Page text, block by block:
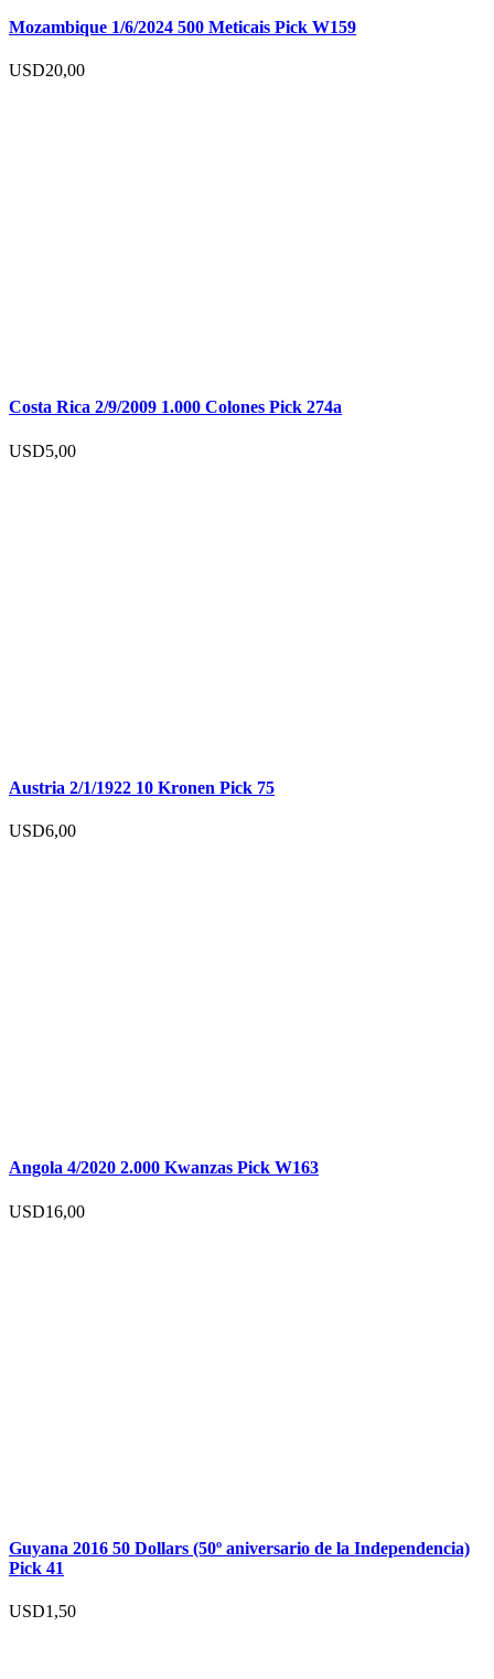
Mozambique 1/6/2024 500 Meticais Pick W159
USD20,00
Costa Rica 2/9/2009 1.000 Colones Pick 274a
USD5,00
Austria 2/1/1922 10 Kronen Pick 75
USD6,00
Angola 4/2020 2.000 Kwanzas Pick W163
USD16,00
Guyana 2016 50 Dollars (50º aniversario de la Independencia)
Pick 41
USD1,50